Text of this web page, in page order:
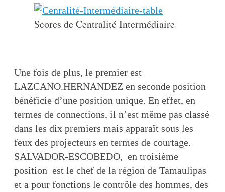
Scores de Centralité Intermédiaire
Une fois de plus, le premier est
LAZCANO.HERNANDEZ en seconde position
bénéficie d’une position unique. En effet, en
termes de connections, il n’est même pas classé
dans les dix premiers mais apparaît sous les
feux des projecteurs en termes de courtage.
SALVADOR-ESCOBEDO, en troisième
position est le chef de la région de Tamaulipas
et a pour fonctions le contrôle des hommes, des